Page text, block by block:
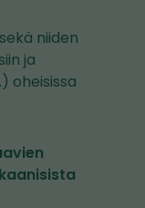
niiden
ja
oheisissa